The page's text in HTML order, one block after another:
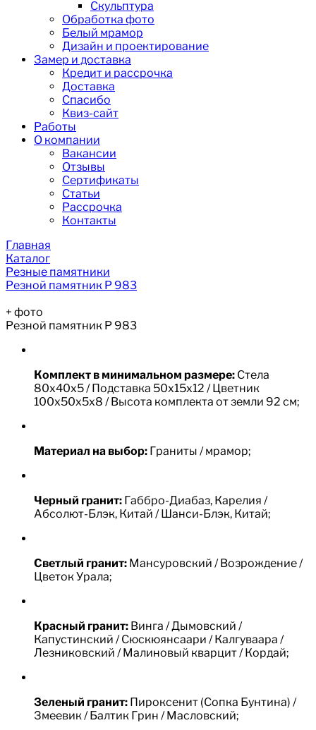
Скульптура
Обработка фото
Белый мрамор
Дизайн и проектирование
Замер и доставка
Кредит и рассрочка
Доставка
Спасибо
Квиз-сайт
Работы
О компании
Вакансии
Отзывы
Сертификаты
Статьи
Рассрочка
Контакты
Главная
Каталог
Резные памятники
Резной памятник Р 983
+ фото
Резной памятник Р 983
Комплект в минимальном размере: Стела
80х40х5 / Подставка 50х15х12 / Цветник
100х50х5х8 / Высота комплекта от земли 92 см;
Материал на выбор: Граниты / мрамор;
Черный гранит: Габбро-Диабаз, Карелия /
Абсолют-Блэк, Китай / Шанси-Блэк, Китай;
Светлый гранит: Мансуровский / Возрождение /
Цветок Урала;
Красный гранит: Винга / Дымовский /
Капустинский / Сюскюянсаари / Калгуваара /
Лезниковский / Малиновый кварцит / Кордай;
Зеленый гранит: Пироксенит (Сопка Бунтина) /
Змеевик / Балтик Грин / Масловский;